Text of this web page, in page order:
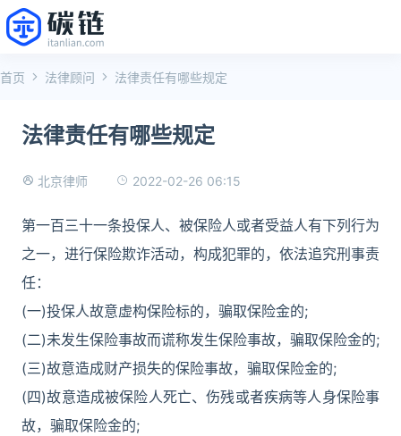
首页 法律顾问 法律责任有哪些规定
法律责任有哪些规定
北京律师 2022-02-26 06:15
第一百三十一条投保人、被保险人或者受益人有下列行为
之一，进行保险欺诈活动，构成犯罪的，依法追究刑事责
任：
(一)投保人故意虚构保险标的，骗取保险金的;
(二)未发生保险事故而谎称发生保险事故，骗取保险金的;
(三)故意造成财产损失的保险事故，骗取保险金的;
(四)故意造成被保险人死亡、伤残或者疾病等人身保险事
故，骗取保险金的;